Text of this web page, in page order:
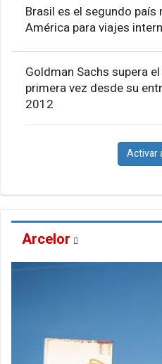
Brasil es el segundo
América para viajes
Goldman Sachs supera
primera vez desde su
2012
Activar
Arcelor